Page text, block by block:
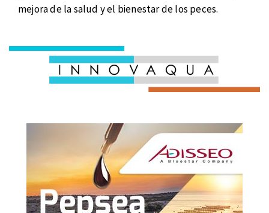
mejora de la salud y el bienestar de los peces.